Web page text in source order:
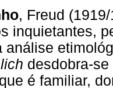
, Freud
inquietantes,
análise
desdobra-
é familiar,